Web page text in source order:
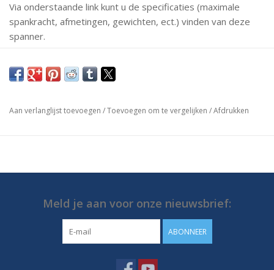
Via onderstaande link kunt u de specificaties (maximale
spankracht, afmetingen, gewichten, ect.) vinden van deze
spanner.
Mochten er vragen zijn neem dan gerust contact met ons
op.
https://media.destaco.com/assetbank-
Aan verlanglijst toevoegen /Toevoegen om te vergelijken /Afdrukken
Meld je aan voor onze nieuwsbrief:
ABONNEER